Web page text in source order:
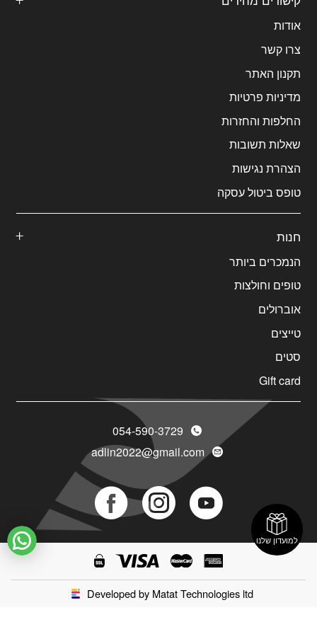
אודות
צרו קשר
תקנון האתר
מדיניות פרטיות
החלפות והחזרות
שאלות תשובות
הצהרת נגישות
טופס ביטול עסקה
חנות
הנמכרים ביותר
טופים וחולצות
אוברולים
טייצים
סטים
Gift card
054-590-3729
adlin2022@gmail.com
Social
Icon
Social
Icon
Social
Icon
Developed by Matat Technologies ltd
למועדון שלנו